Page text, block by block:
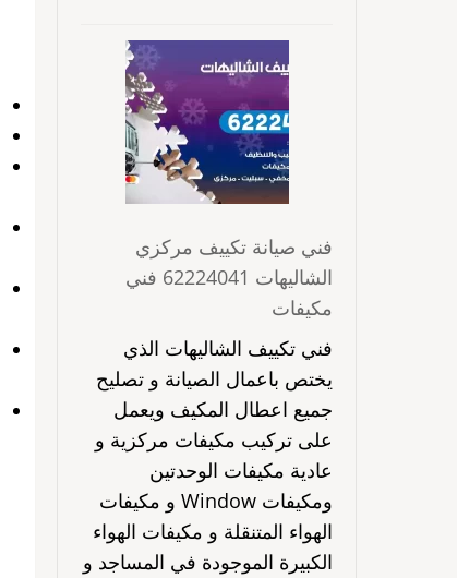
فني صيانة تكييف مركزي
الشاليهات 62224041 فني
مكيفات
فني تكييف الشاليهات الذي
يختص باعمال الصيانة و تصليح
جميع اعطال المكيف ويعمل
على تركيب مكيفات مركزية و
عادية مكيفات الوحدتين
ومكيفات Window و مكيفات
الهواء المتنقلة و مكيفات الهواء
الكبيرة الموجودة في المساجد و